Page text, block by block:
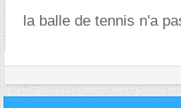
la balle de tennis n'a